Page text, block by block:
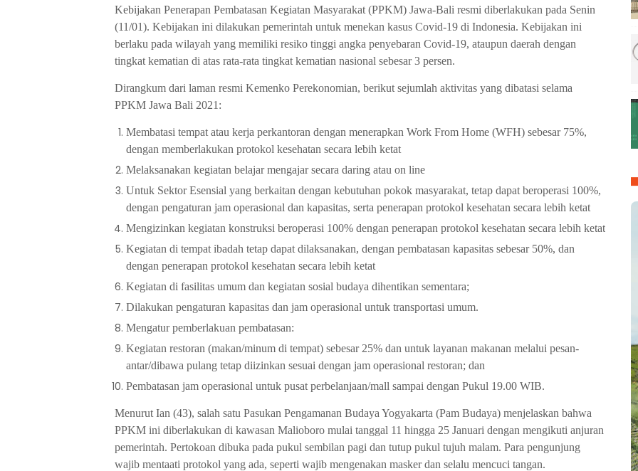
Kebijakan Penerapan Pembatasan Kegiatan Masyarakat (PPKM) Jawa-Bali resmi diberlakukan pada Senin
(11/01). Kebijakan ini dilakukan pemerintah untuk menekan kasus Covid-19 di Indonesia. Kebijakan ini
berlaku pada wilayah yang memiliki resiko tinggi angka penyebaran Covid-19, ataupun daerah dengan
tingkat kematian di atas rata-rata tingkat kematian nasional sebesar 3 persen.
Dirangkum dari laman resmi Kemenko Perekonomian, berikut sejumlah aktivitas yang dibatasi selama
PPKM Jawa Bali 2021:
Membatasi tempat atau kerja perkantoran dengan menerapkan Work From Home (WFH) sebesar 75%,
dengan memberlakukan protokol kesehatan secara lebih ketat
Melaksanakan kegiatan belajar mengajar secara daring atau on line
Untuk Sektor Esensial yang berkaitan dengan kebutuhan pokok masyarakat, tetap dapat beroperasi 100%,
dengan pengaturan jam operasional dan kapasitas, serta penerapan protokol kesehatan secara lebih ketat
Mengizinkan kegiatan konstruksi beroperasi 100% dengan penerapan protokol kesehatan secara lebih ketat
Kegiatan di tempat ibadah tetap dapat dilaksanakan, dengan pembatasan kapasitas sebesar 50%, dan
dengan penerapan protokol kesehatan secara lebih ketat
Kegiatan di fasilitas umum dan kegiatan sosial budaya dihentikan sementara;
Dilakukan pengaturan kapasitas dan jam operasional untuk transportasi umum.
Mengatur pemberlakuan pembatasan:
Kegiatan restoran (makan/minum di tempat) sebesar 25% dan untuk layanan makanan melalui pesan-
antar/dibawa pulang tetap diizinkan sesuai dengan jam operasional restoran; dan
Pembatasan jam operasional untuk pusat perbelanjaan/mall sampai dengan Pukul 19.00 WIB.
Menurut Ian (43), salah satu Pasukan Pengamanan Budaya Yogyakarta (Pam Budaya) menjelaskan bahwa
PPKM ini diberlakukan di kawasan Malioboro mulai tanggal 11 hingga 25 Januari dengan mengikuti anjuran
pemerintah. Pertokoan dibuka pada pukul sembilan pagi dan tutup pukul tujuh malam. Para pengunjung
wajib mentaati protokol yang ada, seperti wajib mengenakan masker dan selalu mencuci tangan.